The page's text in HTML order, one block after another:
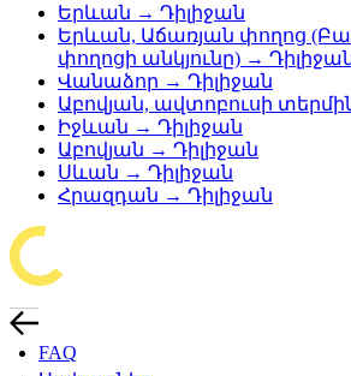
Երևան → Դիլիջան
Երևան, Աճառյան փողոց
փողոցի անկյունը) →
Վանաձոր → Դիլիջան
Աբովյան, ավտոբուսի
Իջևան → Դիլիջան
Աբովյան → Դիլիջան
Սևան → Դիլիջան
Հրազդան → Դիլիջան
FAQ